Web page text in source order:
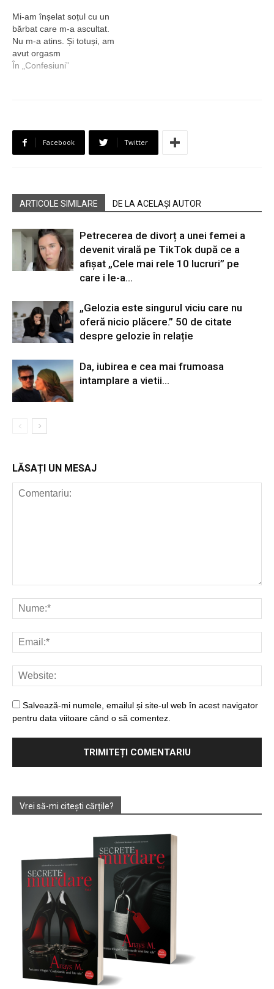
Mi-am înșelat soțul cu un
bărbat care m-a ascultat.
Nu m-a atins. Și totuși, am
avut orgasm
În „Confesiuni”
Facebook Twitter
ARTICOLE SIMILARE DE LA ACELAȘI AUTOR
Petrecerea de divorț a unei femei a
devenit virală pe TikTok după ce a
afișat „Cele mai rele 10 lucruri” pe
care i le-a...
„Gelozia este singurul viciu care nu
oferă nicio plăcere.” 50 de citate
despre gelozie în relație
Da, iubirea e cea mai frumoasa
intamplare a vietii…
LĂSAȚI UN MESAJ
Salvează-mi numele, emailul și site-ul web în acest navigator
pentru data viitoare când o să comentez.
Vrei să-mi citești cărțile?